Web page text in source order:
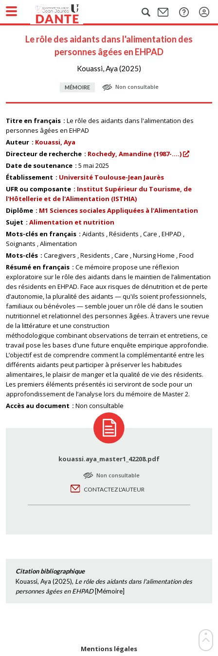
Le rôle des aidants dans l'alimentation des
personnes âgées en EHPAD
Kouassi, Aya (2025)
MÉMOIRE Non consultable
Titre en français
Le rôle des aidants dans l'alimentation des
personnes âgées en EHPAD
Auteur
Kouassi, Aya
Directeur de recherche
Rochedy, Amandine (1987-....)
Date de soutenance
5 mai 2025
Établissement
Université Toulouse-Jean Jaurès
UFR ou composante
Institut Supérieur du Tourisme, de
l'Hôtellerie et de l'Alimentation (ISTHIA)
Diplôme
M1 Sciences sociales Appliquées à l'Alimentation
Sujet
Alimentation et nutrition
Mots-clés en français
Aidants Résidents Care EHPAD
Soignants Alimentation
Mots-clés
Caregivers Residents Care Nursing Home Food
Résumé en français
Ce mémoire propose une réflexion
exploratoire sur le rôle des aidants dans le maintien de l’alimentation
des résidents en EHPAD. Face aux risques de dénutrition et de perte
d’autonomie, la pluralité des aidants — qu'ils soient professionnels,
familiaux ou bénévoles — semble jouer un rôle clé dans le soutien
nutritionnel et relationnel des personnes âgées. À travers une revue
de la littérature et une construction
méthodologique combinant observations de terrain et entretiens, ce
travail pose les bases d'une future enquête empirique approfondie.
L’objectif est de comprendre comment la complémentarité entre les
différents aidants peut participer à préserver les habitudes
alimentaires, le plaisir de manger et la qualité de vie des résidents.
Les premiers éléments présentés ici serviront de socle pour un
approfondissement de l’analyse lors du mémoire de Master 2.
Accès au document
Non consultable
kouassi.aya_master1_42208.pdf
Non consultable
CONTACTEZ L'AUTEUR
Citation bibliographique
Kouassi, Aya (2025), Le rôle des aidants dans l'alimentation des
personnes âgées en EHPAD[Mémoire]
Mentions légales